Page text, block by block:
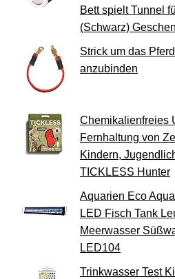
Bett spielt Tunnel
(Schwarz)
Strick um das
anzubinden
Chemikalienfreies
Fernhaltung von
Kindern,
TICKLESS Hunter
Aquarien Eco
LED Fisch Tank
Meerwasser
LED104
Trinkwasser Test